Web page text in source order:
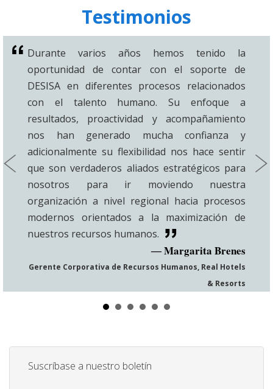
Testimonios
Durante varios años hemos tenido la
oportunidad de contar con el soporte de
DESISA en diferentes procesos relacionados
con el talento humano. Su enfoque a
resultados, proactividad y acompañamiento
nos han generado mucha confianza y
adicionalmente su flexibilidad nos hace sentir
que son verdaderos aliados estratégicos para
nosotros para ir moviendo nuestra
organización a nivel regional hacia procesos
modernos orientados a la maximización de
nuestros recursos humanos.
Margarita Brenes
Gerente Corporativa de Recursos Humanos, Real Hotels
& Resorts
Suscríbase a nuestro boletín